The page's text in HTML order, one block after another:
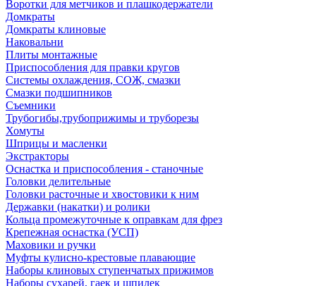
Воротки для метчиков и плашкодержатели
Домкраты
Домкраты клиновые
Наковальни
Плиты монтажные
Приспособления для правки кругов
Системы охлаждения, СОЖ, смазки
Смазки подшипников
Съемники
Трубогибы,трубоприжимы и труборезы
Хомуты
Шприцы и масленки
Экстракторы
Оснастка и приспособления - станочные
Головки делительные
Головки расточные и хвостовики к ним
Державки (накатки) и ролики
Кольца промежуточные к оправкам для фрез
Крепежная оснастка (УСП)
Маховики и ручки
Муфты кулисно-крестовые плавающие
Наборы клиновых ступенчатых прижимов
Наборы сухарей, гаек и шпилек